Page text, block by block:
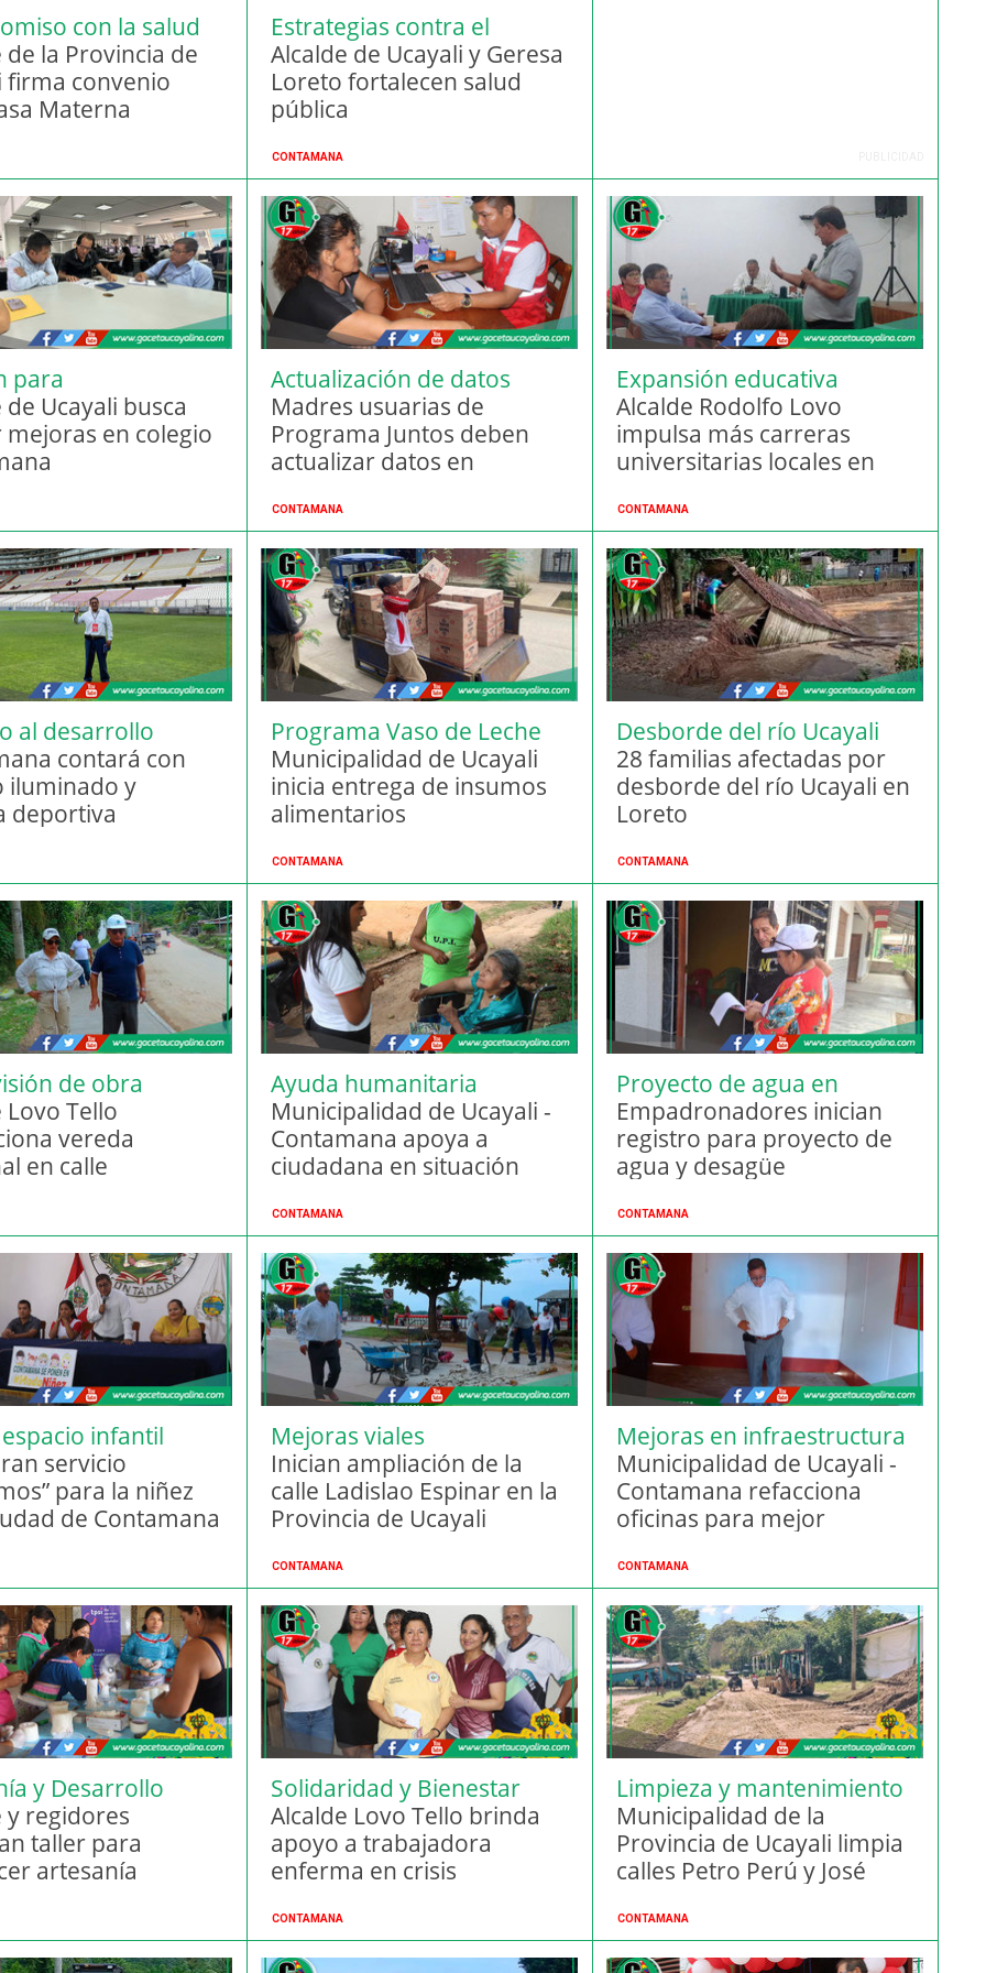
con la salud
de la Provincia de
firma convenio
Materna
Estrategias contra el
dengue
Alcalde de Ucayali y Geresa
Loreto fortalecen salud
pública
CONTAMANA
para
educativa
de Ucayali busca
mejoras en colegio
Actualización de datos
Madres usuarias de
Programa Juntos deben
actualizar datos en
CONTAMANA
Expansión educativa
Alcalde Rodolfo Lovo
impulsa más carreras
universitarias locales en
CONTAMANA
al desarrollo
contará con
iluminado y
deportiva
Programa Vaso de Leche
Municipalidad de Ucayali
inicia entrega de insumos
alimentarios
CONTAMANA
Desborde del río Ucayali
28 familias afectadas por
desborde del río Ucayali en
Loreto
CONTAMANA
de obra
Lovo Tello
vereda
en calle
Ayuda humanitaria
Municipalidad de Ucayali -
Contamana apoya a
ciudadana en situación
CONTAMANA
Proyecto de agua en
Contamana
Empadronadores inician
registro para proyecto de
agua y desagüe
CONTAMANA
infantil
servicio
para la niñez
de Contamana
Mejoras viales
Inician ampliación de la
calle Ladislao Espinar en la
Provincia de Ucayali
CONTAMANA
Mejoras en infraestructura
pública
Municipalidad de Ucayali -
Contamana refacciona
oficinas para mejor
CONTAMANA
y Desarrollo
y regidores
taller para
artesanía
Solidaridad y Bienestar
Municipal
Alcalde Lovo Tello brinda
apoyo a trabajadora
enferma en crisis
CONTAMANA
Limpieza y mantenimiento
Municipalidad de la
Provincia de Ucayali limpia
calles Petro Perú y José
CONTAMANA